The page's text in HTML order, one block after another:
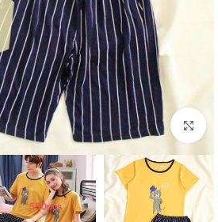
برای بزرگنمایی کلیک کنید